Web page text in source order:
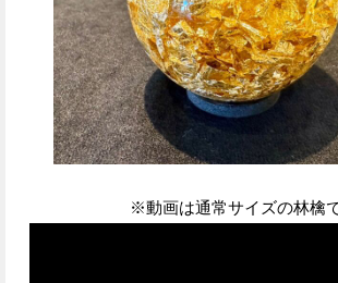
※動画は通常サイズの林檎